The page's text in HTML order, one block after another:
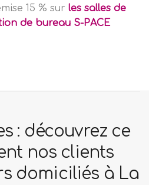
15 % sur les salles de
de bureau S-PACE
: découvrez ce
nos clients
domiciliés à La